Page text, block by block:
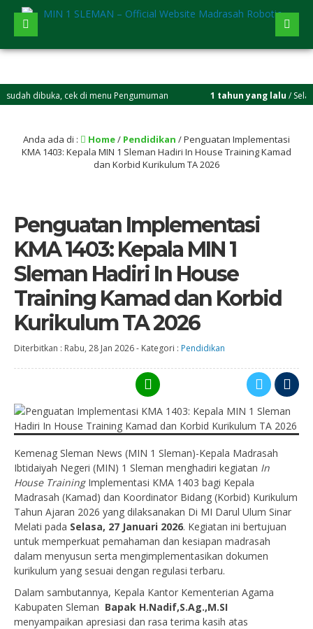
cek di menu Pengumuman 1 tahun yang lalu/ Selamat
Anda ada di : Home/ Pendidikan /Penguatan Implementasi
KMA 1403: Kepala MIN 1 Sleman Hadiri In House Training Kamad
dan Korbid Kurikulum TA 2026
Penguatan Implementasi
KMA 1403: Kepala MIN 1
Sleman Hadiri In House
Training Kamad dan Korbid
Kurikulum TA 2026
Diterbitkan : Rabu, 28 Jan 2026- Kategori : Pendidikan
Kemenag Sleman News (MIN 1 Sleman)-Kepala Madrasah
Ibtidaiyah Negeri (MIN) 1 Sleman menghadiri kegiatan In
House TrainingImplementasi KMA 1403 bagi Kepala
Madrasah (Kamad) dan Koordinator Bidang (Korbid) Kurikulum
Tahun Ajaran 2026 yang dilaksanakan Di MI Darul Ulum Sinar
Melati pada Selasa, 27 Januari 2026. Kegiatan ini bertujuan
untuk memperkuat pemahaman dan kesiapan madrasah
dalam menyusun serta mengimplementasikan dokumen
kurikulum yang sesuai dengan regulasi terbaru.
Dalam sambutannya, Kepala Kantor Kementerian Agama
Kabupaten Sleman Bapak H.Nadif,S.Ag.,M.SI
menyampaikan apresiasi dan rasa terima kasih atas